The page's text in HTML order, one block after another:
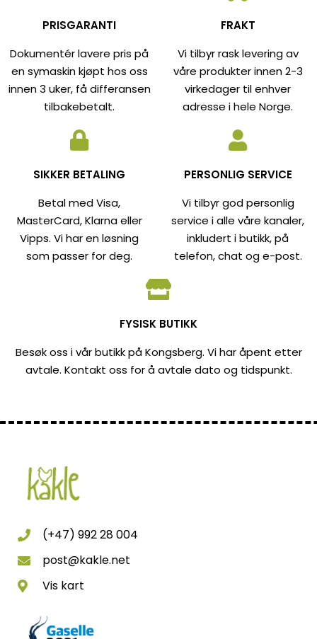
PRISGARANTI
Dokumentér lavere pris på
en symaskin kjøpt hos oss
innen 3 uker, få differansen
tilbakebetalt.
FRAKT
Vi tilbyr rask levering av
våre produkter innen 2-3
virkedager til enhver
adresse i hele Norge.
SIKKER BETALING
Betal med Visa,
MasterCard, Klarna eller
Vipps. Vi har en løsning
som passer for deg.
PERSONLIG SERVICE
Vi tilbyr god personlig
service i alle våre kanaler,
inkludert i butikk, på
telefon, chat og e-post.
FYSISK BUTIKK
Besøk oss i vår butikk på Kongsberg. Vi har åpent etter
avtale. Kontakt oss for å avtale dato og tidspunkt.
(+47) 992 28 004
post@kakle.net
Vis kart